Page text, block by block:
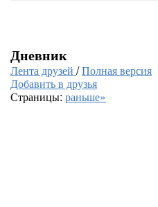
Дневник
Лента друзей /Полная версия
Добавить в друзья
Страницы: раньше»